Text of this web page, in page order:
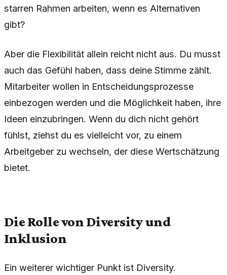
starren Rahmen arbeiten, wenn es Alternativen
gibt?
Aber die Flexibilität allein reicht nicht aus. Du musst
auch das Gefühl haben, dass deine Stimme zählt.
Mitarbeiter wollen in Entscheidungsprozesse
einbezogen werden und die Möglichkeit haben, ihre
Ideen einzubringen. Wenn du dich nicht gehört
fühlst, ziehst du es vielleicht vor, zu einem
Arbeitgeber zu wechseln, der diese Wertschätzung
bietet.
Die Rolle von Diversity und
Inklusion
Ein weiterer wichtiger Punkt ist Diversity.